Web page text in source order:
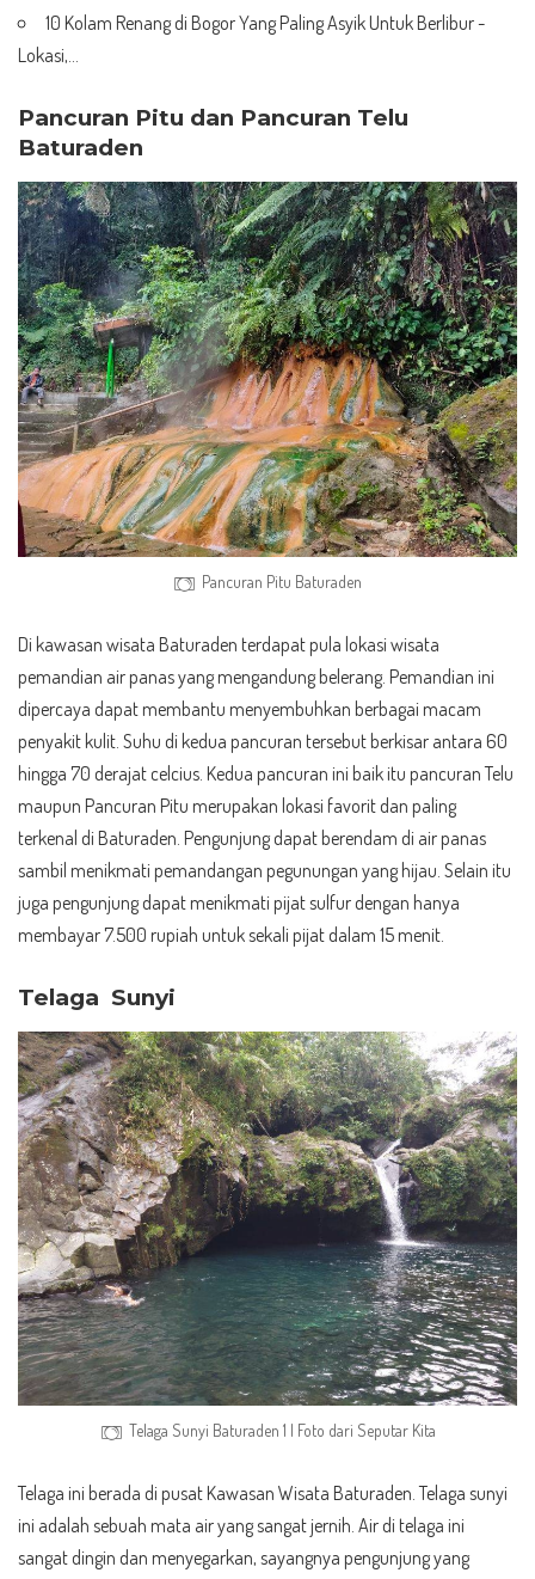
10 Kolam Renang di Bogor Yang Paling Asyik Untuk Berlibur -
Lokasi,…
Pancuran Pitu dan Pancuran Telu
Baturaden
Pancuran Pitu Baturaden
Di kawasan wisata Baturaden terdapat pula lokasi wisata
pemandian air panas yang mengandung belerang. Pemandian ini
dipercaya dapat membantu menyembuhkan berbagai macam
penyakit kulit. Suhu di kedua pancuran tersebut berkisar antara 60
hingga 70 derajat celcius. Kedua pancuran ini baik itu pancuran Telu
maupun Pancuran Pitu merupakan lokasi favorit dan paling
terkenal di Baturaden. Pengunjung dapat berendam di air panas
sambil menikmati pemandangan pegunungan yang hijau. Selain itu
juga pengunjung dapat menikmati pijat sulfur dengan hanya
membayar 7.500 rupiah untuk sekali pijat dalam 15 menit.
Telaga Sunyi
Telaga Sunyi Baturaden 1 | Foto dari Seputar Kita
Telaga ini berada di pusat Kawasan Wisata Baturaden. Telaga sunyi
ini adalah sebuah mata air yang sangat jernih. Air di telaga ini
sangat dingin dan menyegarkan, sayangnya pengunjung yang